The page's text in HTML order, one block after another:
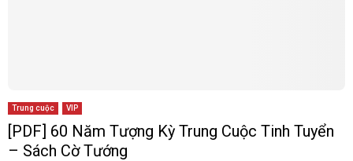
Trung cuộc VIP
[PDF] 60 Năm Tượng Kỳ Trung Cuộc Tinh Tuyển
– Sách Cờ Tướng